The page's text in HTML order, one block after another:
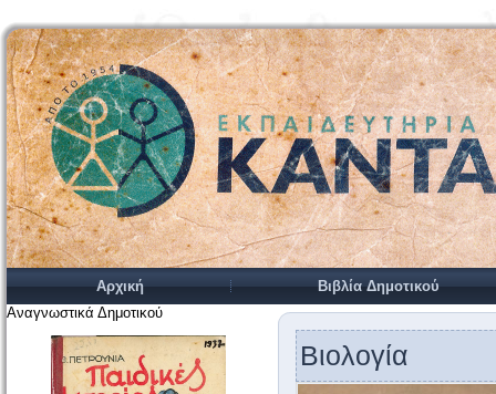
Αρχική
Βιβλία Δημοτικού
Αναγνωστικά Δημοτικού
Βιολογία